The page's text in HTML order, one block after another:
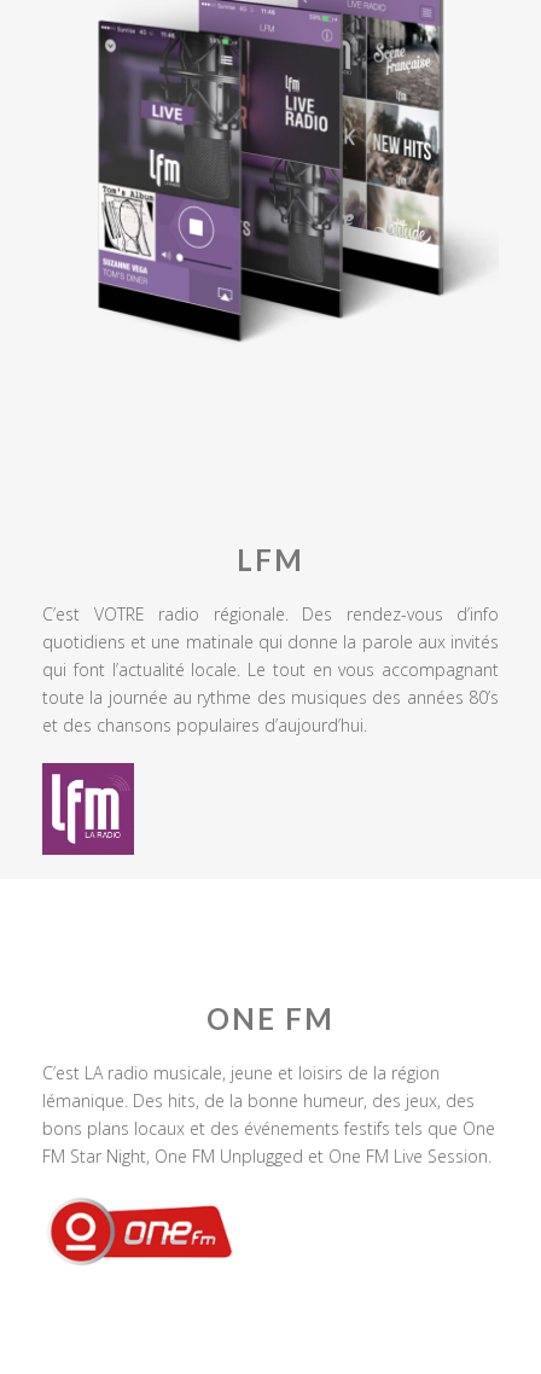
LFM
C’est VOTRE radio régionale. Des rendez-vous d’info
quotidiens et une matinale qui donne la parole aux invités
qui font l’actualité locale. Le tout en vous accompagnant
toute la journée au rythme des musiques des années 80’s
et des chansons populaires d’aujourd’hui.
ONE FM
C’est LA radio musicale, jeune et loisirs de la région
lémanique. Des hits, de la bonne humeur, des jeux, des
bons plans locaux et des événements festifs tels que One
FM Star Night, One FM Unplugged et One FM Live Session.